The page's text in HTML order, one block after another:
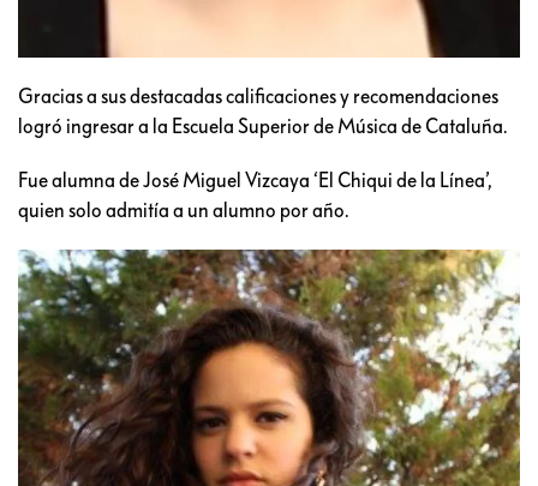
Gracias a sus destacadas calificaciones y recomendaciones
logró ingresar a la Escuela Superior de Música de Cataluña.
Fue alumna de José Miguel Vizcaya ‘El Chiqui de la Línea’,
quien solo admitía a un alumno por año.